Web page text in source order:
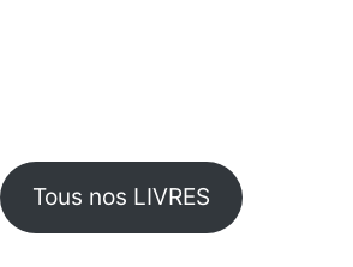
Tous nos LIVRES